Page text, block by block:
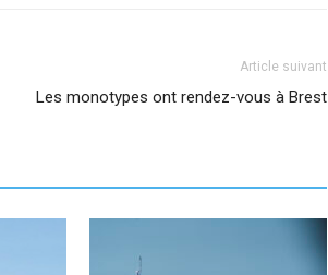
Article suivant
Les monotypes ont rendez-vous à Brest